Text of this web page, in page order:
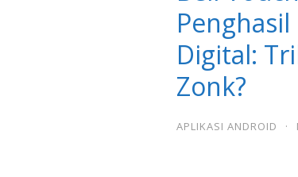
Digital:
Zonk?
APLIKASI ANDROID ·